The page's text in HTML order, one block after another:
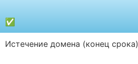
✅
Истечение домена (конец срока)